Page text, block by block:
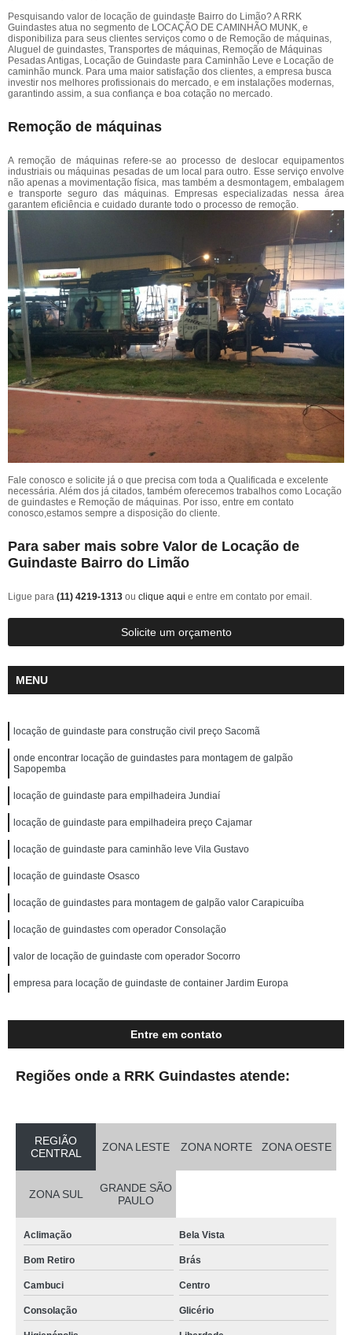
Pesquisando valor de locação de guindaste Bairro do Limão? A RRK
Guindastes atua no segmento de LOCAÇÃO DE CAMINHÃO MUNK, e
disponibiliza para seus clientes serviços como o de Remoção de máquinas,
Aluguel de guindastes, Transportes de máquinas, Remoção de Máquinas
Pesadas Antigas, Locação de Guindaste para Caminhão Leve e Locação de
caminhão munck. Para uma maior satisfação dos clientes, a empresa busca
investir nos melhores profissionais do mercado, e em instalações modernas,
garantindo assim, a sua confiança e boa cotação no mercado.
Remoção de máquinas
A remoção de máquinas refere-se ao processo de deslocar equipamentos
industriais ou máquinas pesadas de um local para outro. Esse serviço envolve
não apenas a movimentação física, mas também a desmontagem, embalagem
e transporte seguro das máquinas. Empresas especializadas nessa área
garantem eficiência e cuidado durante todo o processo de remoção.
Fale conosco e solicite já o que precisa com toda a Qualificada e excelente
necessária. Além dos já citados, também oferecemos trabalhos como Locação
de guindastes e Remoção de máquinas. Por isso, entre em contato
conosco,estamos sempre a disposição do cliente.
Para saber mais sobre Valor de Locação de
Guindaste Bairro do Limão
Ligue para (11) 4219-1313 ou clique aqui e entre em contato por email.
Solicite um orçamento
MENU
locação de guindaste para construção civil preço Sacomã
onde encontrar locação de guindastes para montagem de galpão
Sapopemba
locação de guindaste para empilhadeira Jundiaí
locação de guindaste para empilhadeira preço Cajamar
locação de guindaste para caminhão leve Vila Gustavo
locação de guindaste Osasco
locação de guindastes para montagem de galpão valor Carapicuíba
locação de guindastes com operador Consolação
valor de locação de guindaste com operador Socorro
empresa para locação de guindaste de container Jardim Europa
Entre em contato
Regiões onde a RRK Guindastes atende:
REGIÃO
CENTRAL
ZONA LESTE ZONA NORTE ZONA OESTE
ZONA SUL
GRANDE SÃO
PAULO
Aclimação Bela Vista
Bom Retiro Brás
Cambuci Centro
Consolação Glicério